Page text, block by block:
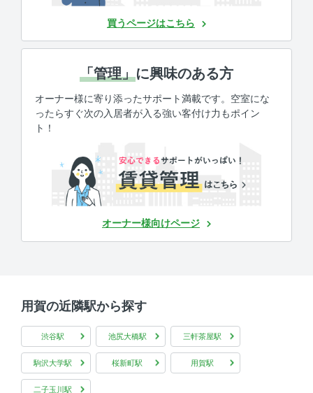
買うページはこちら
「管理」に興味のある方
オーナー様に寄り添ったサポート満載です。空室にな
ったらすぐ次の入居者が入る強い客付け力もポイン
ト！
オーナー様向けページ
用賀の近隣駅から探す
渋谷駅 池尻大橋駅 三軒茶屋駅
駒沢大学駅 桜新町駅 用賀駅
二子玉川駅